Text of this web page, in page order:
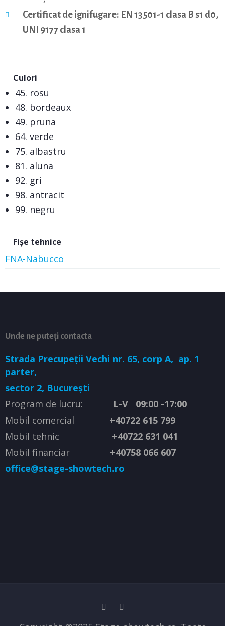
Certificat de ignifugare: EN 13501-1 clasa B s1 d0,
UNI 9177 clasa 1
Culori
45. rosu
48. bordeaux
49. pruna
64. verde
75. albastru
81. aluna
92. gri
98. antracit
99. negru
Fișe tehnice
FNA-Nabucco
Unde ne puteți contacta
Strada Precupeții Vechi nr. 65, corp A, ap. 1
parter,
sector 2, București
Program de lucru: L-V 09:00 -17:00
Mobil comercial +40722 615 799
Mobil tehnic +40722 631 041
Mobil financiar +40758 066 607
office@stage-showtech.ro